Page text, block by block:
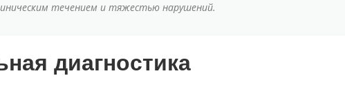
течением и тяжестью нарушений.
диагностика